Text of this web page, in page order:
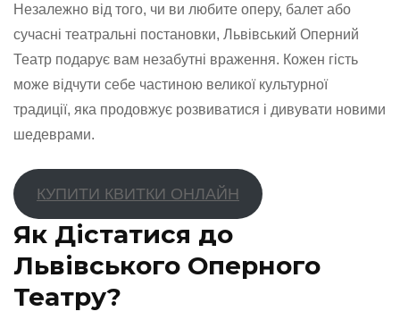
Незалежно від того, чи ви любите оперу, балет або
сучасні театральні постановки, Львівський Оперний
Театр подарує вам незабутні враження. Кожен гість
може відчути себе частиною великої культурної
традиції, яка продовжує розвиватися і дивувати новими
шедеврами.
КУПИТИ КВИТКИ ОНЛАЙН
Як Дістатися до
Львівського Оперного
Театру?